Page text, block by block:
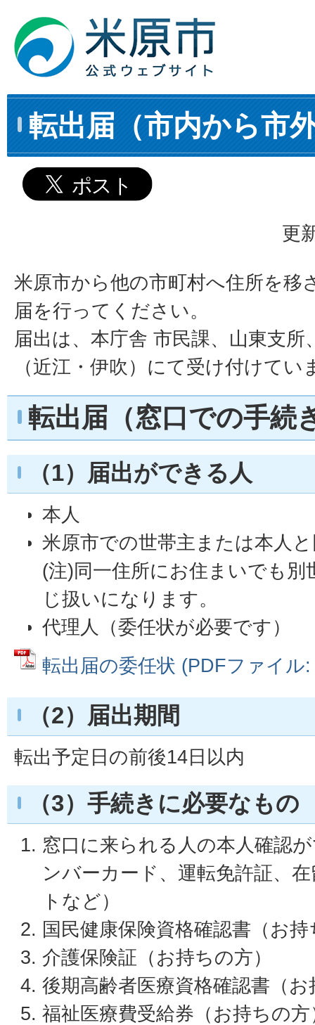
転出届（市内から市
更
米原市から他の市町村へ住所を移
届を行ってください。
届出は、本庁舎 市民課、山東支所
（近江・伊吹）にて受け付けてい
転出届（窓口での手続
（1）届出ができる人
本人
米原市での世帯主または本人
(注)同一住所にお住まいでも別
じ扱いになります。
代理人（委任状が必要です）
転出届の委任状 (PDFファイル
（2）届出期間
転出予定日の前後14日以内
（3）手続きに必要なもの
窓口に来られる人の本人確認
ンバーカード、運転免許証、
トなど）
国民健康保険資格確認書（お
介護保険証（お持ちの方）
後期高齢者医療資格確認書（
福祉医療費受給券（お持ちの方